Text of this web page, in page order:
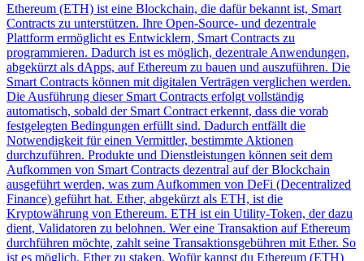
Ethereum (ETH) ist eine Blockchain, die dafür bekannt ist, Smart
Contracts zu unterstützen. Ihre Open-Source- und dezentrale
Plattform ermöglicht es Entwicklern, Smart Contracts zu
programmieren. Dadurch ist es möglich, dezentrale Anwendungen,
abgekürzt als dApps, auf Ethereum zu bauen und auszuführen. Die
Smart Contracts können mit digitalen Verträgen verglichen werden.
Die Ausführung dieser Smart Contracts erfolgt vollständig
automatisch, sobald der Smart Contract erkennt, dass die vorab
festgelegten Bedingungen erfüllt sind. Dadurch entfällt die
Notwendigkeit für einen Vermittler, bestimmte Aktionen
durchzuführen. Produkte und Dienstleistungen können seit dem
Aufkommen von Smart Contracts dezentral auf der Blockchain
ausgeführt werden, was zum Aufkommen von DeFi (Decentralized
Finance) geführt hat. Ether, abgekürzt als ETH, ist die
Kryptowährung von Ethereum. ETH ist ein Utility-Token, der dazu
dient, Validatoren zu belohnen. Wer eine Transaktion auf Ethereum
durchführen möchte, zahlt seine Transaktionsgebühren mit Ether. So
ist es möglich, Ether zu staken. Wofür kannst du Ethereum (ETH)